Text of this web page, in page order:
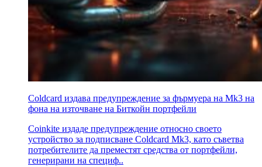
Coldcard издава предупреждение за фърмуера на Mk3 на
фона на източване на Биткойн портфейли
Coinkite издаде предупреждение относно своето
устройство за подписване Coldcard Mk3, като съветва
потребителите да преместят средства от портфейли,
генерирани на специф..